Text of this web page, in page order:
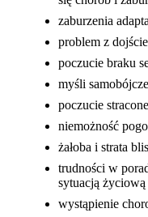
zaburzenia
problem z
poczucie braku
myśli samobójcze
poczucie
niemożność
żałoba i strata
trudności w
sytuacją życiową
wystąpienie